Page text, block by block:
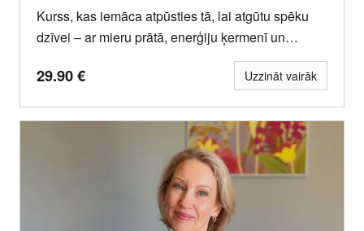
Kurss, kas iemāca atpūsties tā, lai atgūtu spēku
dzīvei – ar mieru prātā, enerģiju ķermenī un
29.90€ Uzzināt vairāk